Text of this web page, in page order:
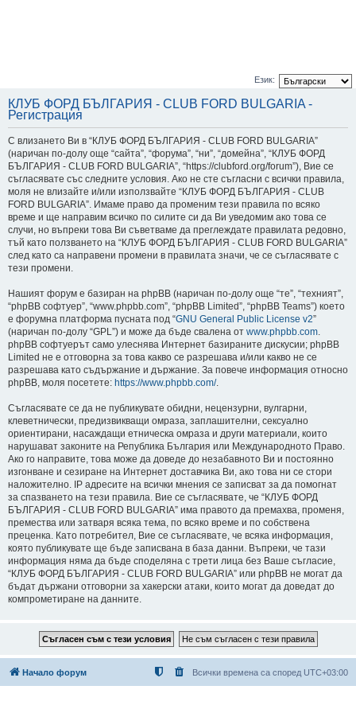
Език:
КЛУБ ФОРД БЪЛГАРИЯ - CLUB FORD BULGARIA -
Регистрация
С влизането Ви в “КЛУБ ФОРД БЪЛГАРИЯ - CLUB FORD BULGARIA”
(наричан по-долу още “сайта”, “форума”, “ни”, “домейна”, “КЛУБ ФОРД
БЪЛГАРИЯ - CLUB FORD BULGARIA”, “https://clubford.org/forum”), Вие се
съгласявате със следните условия. Ако не сте съгласни с всички правила,
моля не влизайте и/или използвайте “КЛУБ ФОРД БЪЛГАРИЯ - CLUB
FORD BULGARIA”. Имаме право да променим тези правила по всяко
време и ще направим всичко по силите си да Ви уведомим ако това се
случи, но въпреки това Ви съветваме да преглеждате правилата редовно,
тъй като ползването на “КЛУБ ФОРД БЪЛГАРИЯ - CLUB FORD BULGARIA”
след като са направени промени в правилата значи, че се съгласявате с
тези промени.
Нашият форум е базиран на phpBB (наричан по-долу още “те”, “техният”,
“phpBB софтуер”, “www.phpbb.com”, “phpBB Limited”, “phpBB Teams”) което
е форумна платформа пусната под “GNU General Public License v2”
(наричан по-долу “GPL”) и може да бъде свалена от www.phpbb.com
phpBB софтуерът само улеснява Интернет базираните дискусии; phpBB
Limited не е отговорна за това какво се разрешава и/или какво не се
разрешава като съдържание и държание. За повече информация относно
phpBB, моля посетете: https://www.phpbb.com/.
Съгласявате се да не публикувате обидни, нецензурни, вулгарни,
клеветнически, предизвикващи омраза, заплашителни, сексуално
ориентирани, насаждащи етническа омраза и други материали, които
нарушават законите на Република България или Международното Право.
Ако го направите, това може да доведе до незабавното Ви и постоянно
изгонване и сезиране на Интернет доставчика Ви, ако това ни се стори
наложително. IP адресите на всички мнения се записват за да помогнат
за спазването на тези правила. Вие се съгласявате, че “КЛУБ ФОРД
БЪЛГАРИЯ - CLUB FORD BULGARIA” има правото да премахва, променя,
премества или затваря всяка тема, по всяко време и по собствена
преценка. Като потребител, Вие се съгласявате, че всяка информация,
която публикувате ще бъде записвана в база данни. Въпреки, че тази
информация няма да бъде споделяна с трети лица без Ваше съгласие,
“КЛУБ ФОРД БЪЛГАРИЯ - CLUB FORD BULGARIA” или phpBB не могат да
бъдат държани отговорни за хакерски атаки, които могат да доведат до
компрометиране на данните.
Начало форум Всички времена са според UTC+03:00